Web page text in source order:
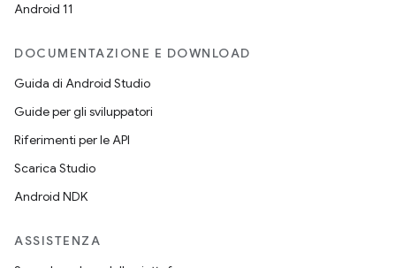
Android 11
DOCUMENTAZIONE E DOWNLOAD
Guida di Android Studio
Guide per gli sviluppatori
Riferimenti per le API
Scarica Studio
Android NDK
ASSISTENZA